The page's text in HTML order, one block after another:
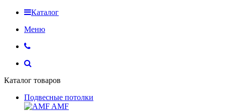
Каталог
Меню
Каталог товаров
Подвесные потолки
AMF